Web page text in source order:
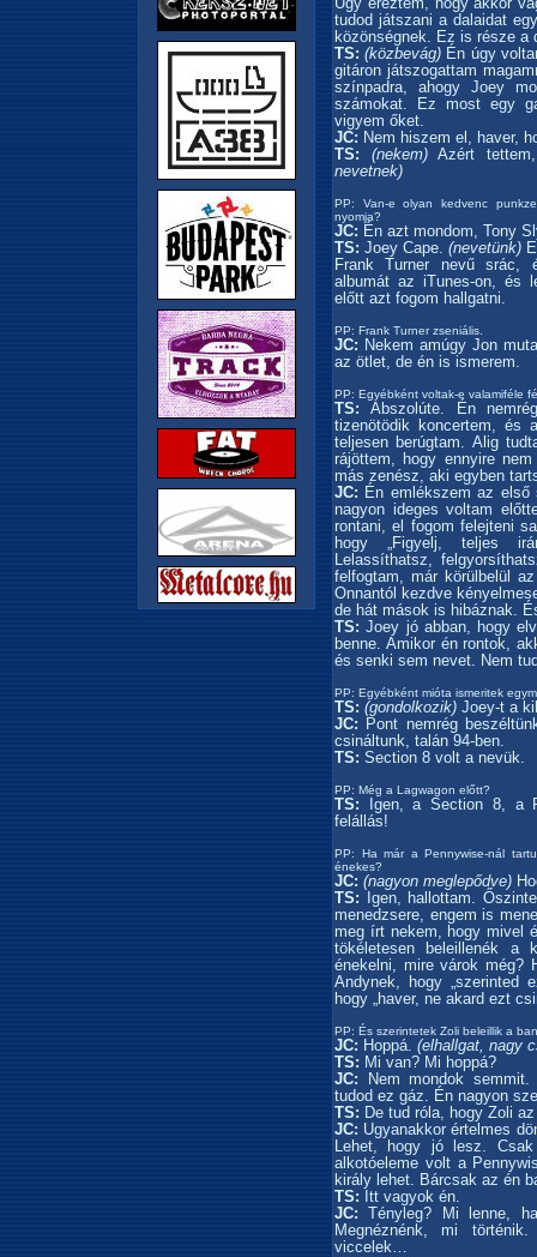
tudod játszani a dalaidat
közönségnek. Ez is része a
TS: (közbevág) Én úgy
gitáron játszogattam
színpadra, ahogy Joey
számokat. Ez most egy
vigyem őket.
JC: Nem hiszem el, haver,
TS:
(nekem)Azért
nevetnek)
PP: Van-e olyan kedvenc
nyomja?
JC: Én azt mondom, Tony
TS: Joey Cape.(nevetünk)
Frank Turner nevű srác,
albumát az iTunes-on, és
előtt azt fogom hallgatni.
PP: Frank Turner zseniális.
JC: Nekem amúgy Jon
az ötlet, de én is ismerem.
PP: Egyébként voltak-e valamiféle
TS: Abszolúte. Én
tizenötödik koncertem, és
teljesen berúgtam. Alig
rájöttem, hogy ennyire
más zenész, aki egyben
JC: Én emlékszem az első
nagyon ideges voltam
rontani, el fogom felejteni
hogy „Figyelj, teljes
Lelassíthatsz,
felfogtam, már körülbelül
Onnantól kezdve
de hát mások is hibáznak.
TS: Joey jó abban, hogy
benne. Amikor én rontok,
és senki sem nevet. Nem
PP: Egyébként mióta ismeritek
TS: (gondolkozik) Joey-t a
JC: Pont nemrég
csináltunk, talán 94-ben.
TS: Section 8 volt a nevük.
PP: Még a Lagwagon előtt?
TS: Igen, a Section 8, a
felállás!
PP: Ha már a Pennywise-nál
énekes?
JC: (nagyon meglepődve)
TS: Igen, hallottam.
menedzsere, engem is
meg írt nekem, hogy mivel
tökéletesen beleillenék a
énekelni, mire várok még?
Andynek, hogy „szerinted
hogy „haver, ne akard ezt
PP: És szerintetek Zoli beleillik a
JC: Hoppá. (elhallgat, nagy
TS: Mi van? Mi hoppá?
JC: Nem mondok
tudod ez gáz. Én nagyon
TS: De tud róla, hogy Zoli
JC: Ugyanakkor értelmes
Lehet, hogy jó lesz.
alkotóeleme volt a
király lehet. Bárcsak az én
TS: Itt vagyok én.
JC: Tényleg? Mi lenne,
Megnéznénk, mi
viccelek…